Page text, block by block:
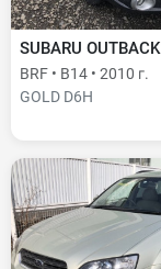
SUBARU OUTBACK
BRF • B14 • 2010 г.
GOLD D6H